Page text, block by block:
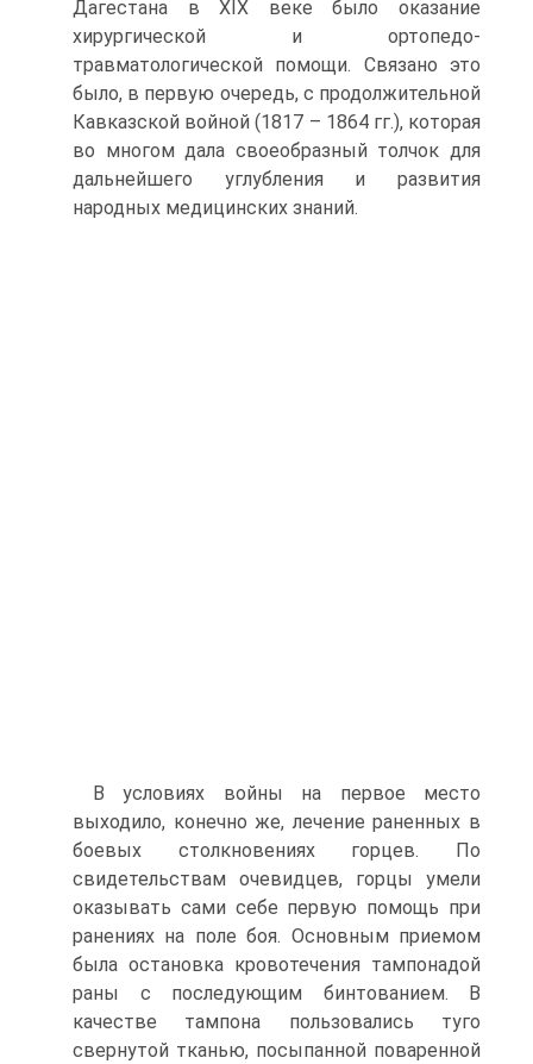
Дагестана в XIX веке было оказание
хирургической и ортопедо-
травматологической помощи. Связано это
было, в первую очередь, с продолжительной
Кавказской войной (1817 – 1864 гг.), которая
во многом дала своеобразный толчок для
дальнейшего углубления и развития
народных медицинских знаний.
В условиях войны на первое место
выходило, конечно же, лечение раненных в
боевых столкновениях горцев. По
свидетельствам очевидцев, горцы умели
оказывать сами себе первую помощь при
ранениях на поле боя. Основным приемом
была остановка кровотечения тампонадой
раны с последующим бинтованием. В
качестве тампона пользовались туго
свернутой тканью, посыпанной поваренной